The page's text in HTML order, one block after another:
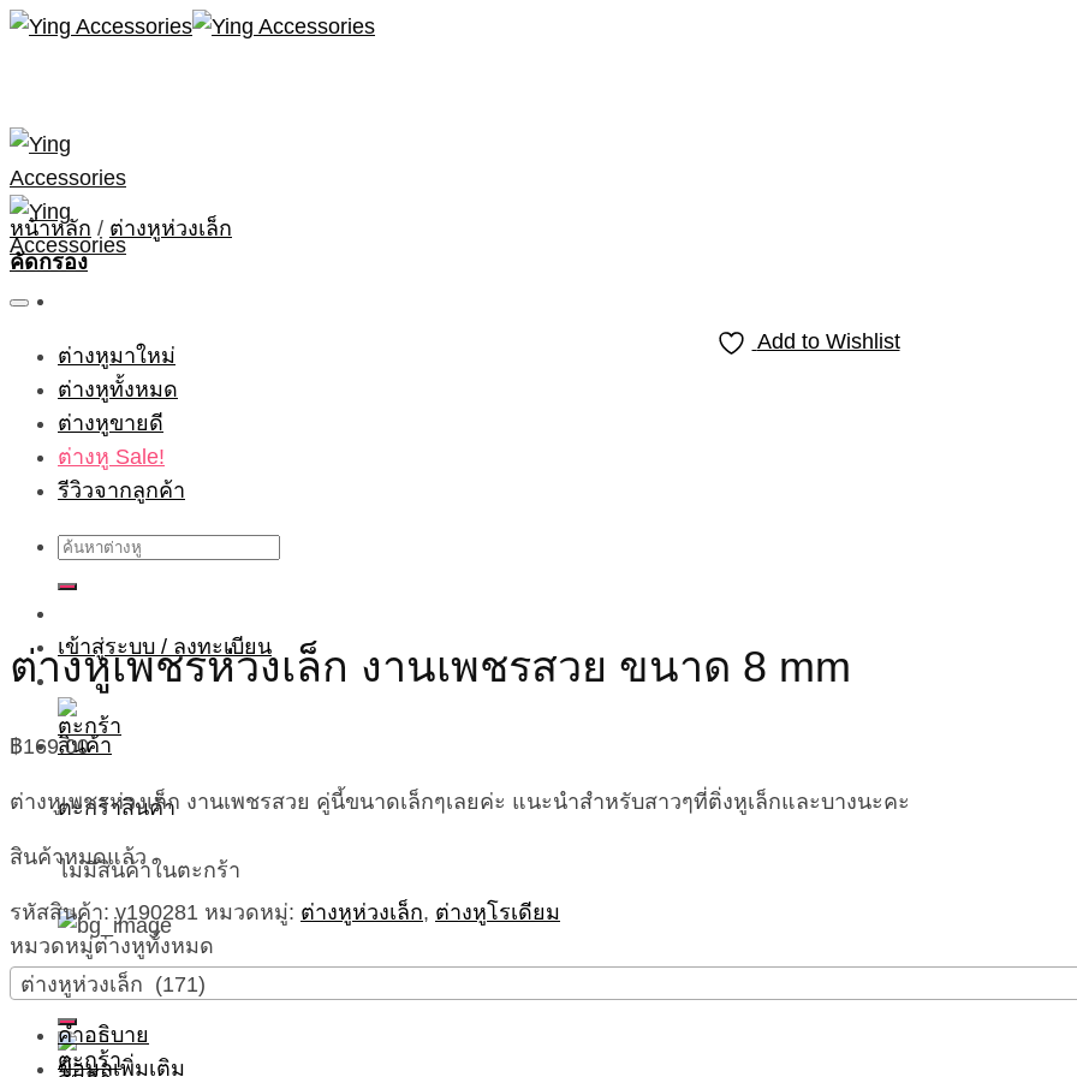
Skip
ต่างหูมาใหม่
ต่างหูทั้งหมด
ต่างหูขายดี
ต่างหู Sale!
รีวิวจากลูกค้า
ค้นหา:
เข้าสู่ระบบ / ลงทะเบียน
ตะกร้าสินค้า
ไม่มีสินค้าในตะกร้า
ค้นหา:
หน้าหลัก / ต่างหูห่วงเล็ก
คัดกรอง
Add to Wishlist
ต่างหูเพชรห่วงเล็ก งานเพชรสวย ขนาด 8 mm
฿169.00
ต่างหูเพชรห่วงเล็ก งานเพชรสวย คู่นี้ขนาดเล็กๆเลยค่ะ แนะนำสำหรับสาวๆที่ติ่งหูเล็กและบางนะคะ
สินค้าหมดแล้ว
รหัสสินค้า:y190281 หมวดหมู่: ต่างหูห่วงเล็ก, ต่างหูโรเดียม
หมวดหมู่ต่างหูทั้งหมด
ต่างหูห่วงเล็ก (171)
คำอธิบาย
ข้อมูลเพิ่มเติม